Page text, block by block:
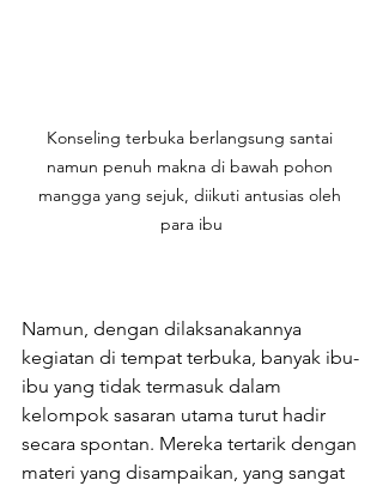
Konseling terbuka berlangsung santai
namun penuh makna di bawah pohon
mangga yang sejuk, diikuti antusias oleh
para ibu
Namun, dengan dilaksanakannya
kegiatan di tempat terbuka, banyak ibu-
ibu yang tidak termasuk dalam
kelompok sasaran utama turut hadir
secara spontan. Mereka tertarik dengan
materi yang disampaikan, yang sangat